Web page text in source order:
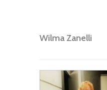
Wilma Zanelli